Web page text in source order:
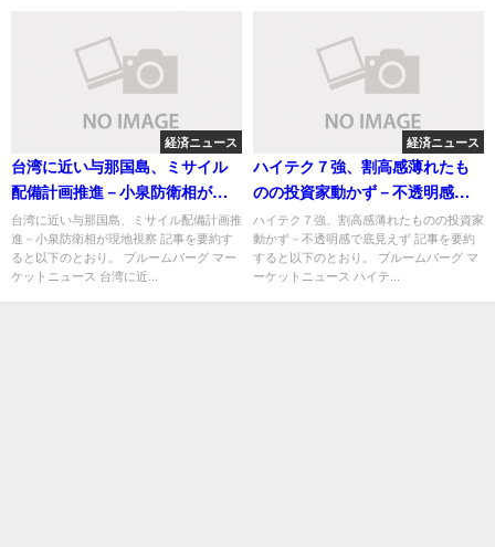
経済ニュース
台湾に近い与那国島、ミサイル
配備計画推進－小泉防衛相が現
地視察
台湾に近い与那国島、ミサイル配備計画推
進－小泉防衛相が現地視察 記事を要約す
ると以下のとおり。 ブルームバーグ マー
ケットニュース 台湾に近...
経済ニュース
ハイテク７強、割高感薄れたも
のの投資家動かず－不透明感で
底見えず
ハイテク７強、割高感薄れたものの投資家
動かず－不透明感で底見えず 記事を要約
すると以下のとおり。 ブルームバーグ マ
ーケットニュース ハイテ...